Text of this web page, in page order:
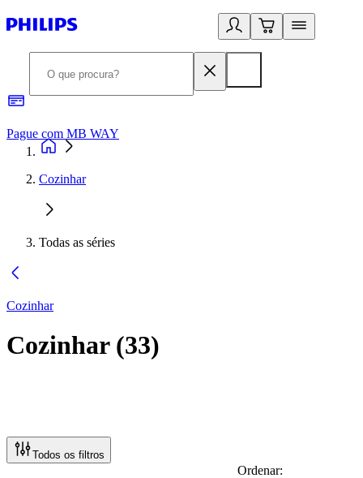
Pague com MB WAY
Cozinhar
Todas as séries
Cozinhar
Cozinhar(33)
Todos os filtros
Ordenar: